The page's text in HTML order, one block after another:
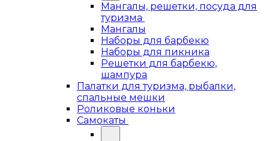
Мангалы, решетки, посуда для
туризма
Мангалы
Наборы для барбекю
Наборы для пикника
Решетки для барбекю,
шампура
Палатки для туризма, рыбалки,
спальные мешки
Роликовые коньки
Самокаты